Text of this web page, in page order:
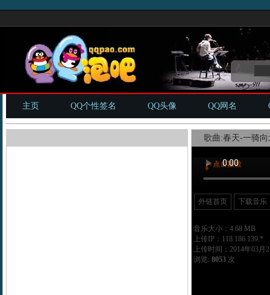
主页 QQ个性签名 QQ头像 QQ网名
歌曲:春天-一骑向
外链首页 下载音乐
音乐大小：4.68 MB
上传IP：118.186.139.*
上传时间：2014年03月
浏览: 8053次